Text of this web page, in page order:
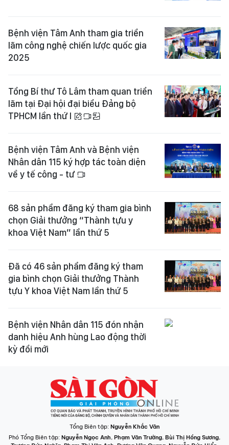
Bệnh viện Tâm Anh tham gia triển
lãm công nghệ chiến lược quốc gia
2025
Tổng Bí thư Tô Lâm tham quan triển
lãm tại Đại hội đại biểu Đảng bộ
TPHCM lần thứ I
Bệnh viện Tâm Anh và Bệnh viện
Nhân dân 115 ký hợp tác toàn diện
về y tế công - tư
68 sản phẩm đăng ký tham gia bình
chọn Giải thưởng “Thành tựu y
khoa Việt Nam” lần thứ 5
Đã có 46 sản phẩm đăng ký tham
gia bình chọn Giải thưởng Thành
tựu Y khoa Việt Nam lần thứ 5
Bệnh viện Nhân dân 115 đón nhận
danh hiệu Anh hùng Lao động thời
kỳ đổi mới
Tổng Biên tập: Nguyễn Khắc Văn
Phó Tổng Biên tập: Nguyễn Ngọc Anh, Phạm Văn Trường, Bùi Thị Hồng Sương,